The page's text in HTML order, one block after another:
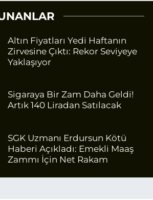
Altın Fiyatları Yedi Haftanın
Zirvesine Çıktı: Rekor Seviyeye
Yaklaşıyor
Sigaraya Bir Zam Daha Geldi!
Artık 140 Liradan Satılacak
SGK Uzmanı Erdursun Kötü
Haberi Açıkladı: Emekli Maaş
Zammı İçin Net Rakam